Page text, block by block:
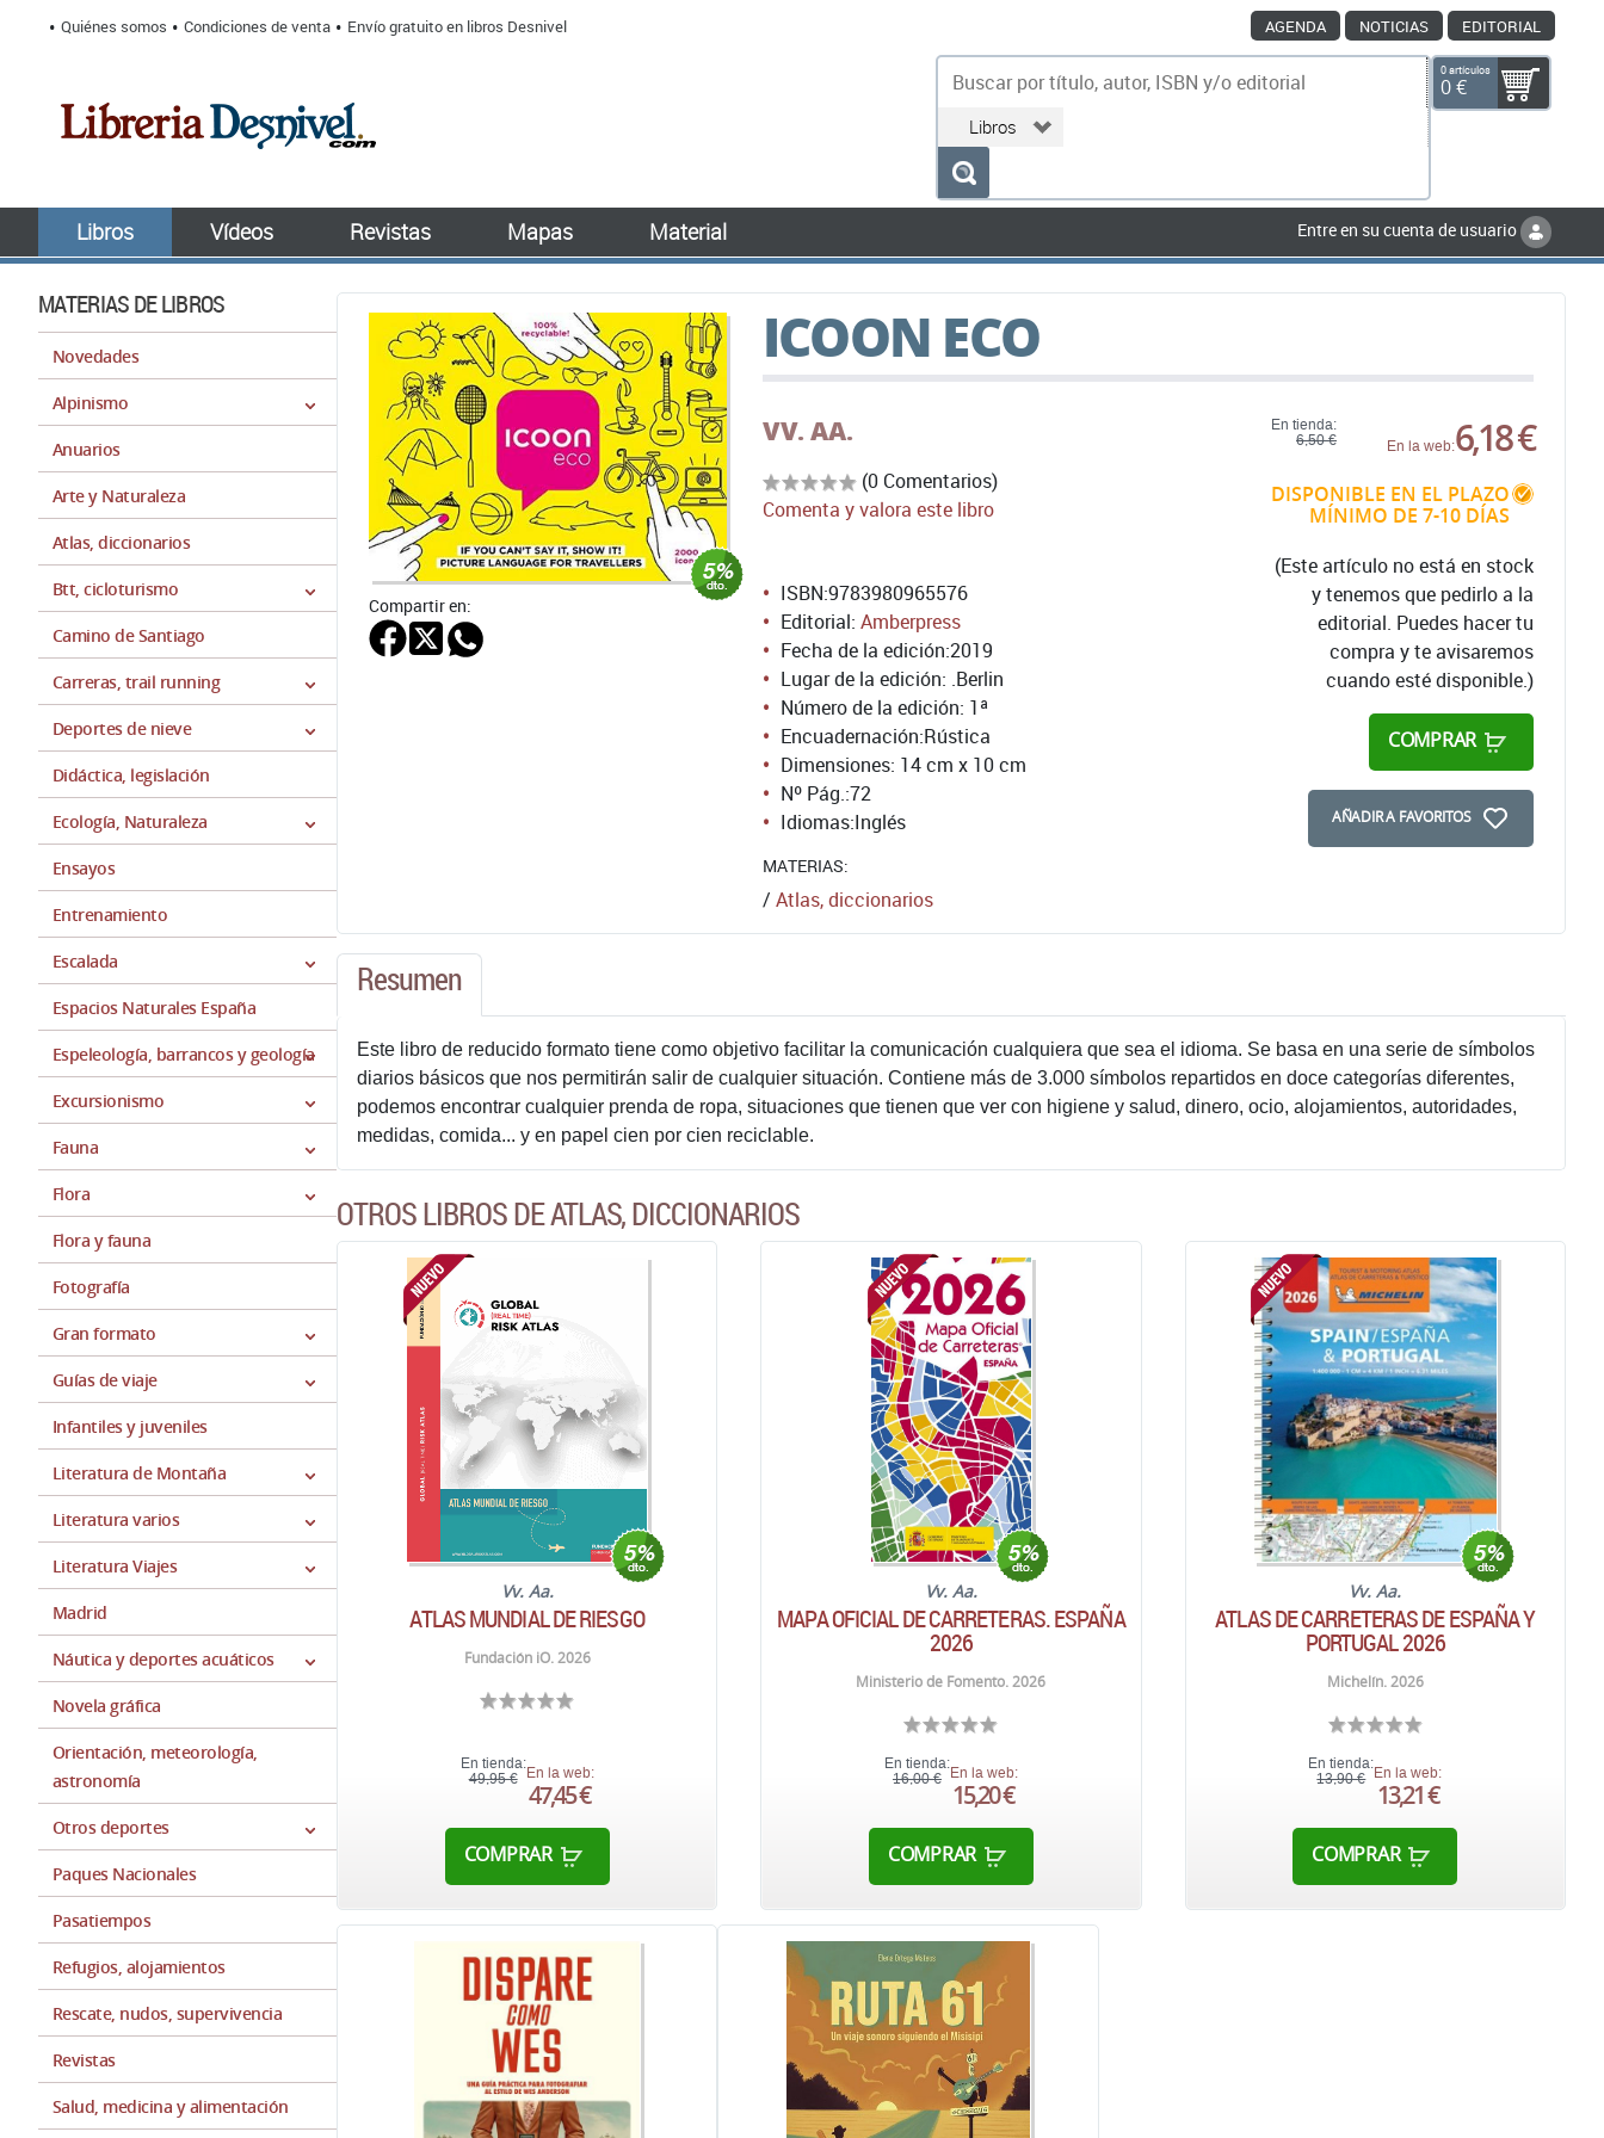
Quiénes somos Condiciones de venta Envío gratuito en libros Desnivel AGENDA NOTICIAS EDITORIAL
0 artículos
0 €
Libros Vídeos Revistas Mapas Material Entre en su cuenta de usuario
MATERIAS DE LIBROS
Novedades
Alpinismo
Anuarios
Arte y Naturaleza
Atlas, diccionarios
Btt, cicloturismo
Camino de Santiago
Carreras, trail running
Deportes de nieve
Didáctica, legislación
Ecología, Naturaleza
Ensayos
Entrenamiento
Escalada
Espacios Naturales España
Espeleología, barrancos y geología
Excursionismo
Fauna
Flora
Flora y fauna
Fotografía
Gran formato
Guías de viaje
Infantiles y juveniles
Literatura de Montaña
Literatura varios
Literatura Viajes
Madrid
Náutica y deportes acuáticos
Novela gráfica
Orientación, meteorología,
astronomía
Otros deportes
Paques Nacionales
Pasatiempos
Refugios, alojamientos
Rescate, nudos, supervivencia
Revistas
Salud, medicina y alimentación
ICOON ECO
Compartir en:
VV. AA.
(0 Comentarios)
Comenta y valora este libro
En tienda:
6,50 €
En la web:6,18 €
DISPONIBLE EN EL PLAZO
MÍNIMO DE 7-10 DÍAS
(Este artículo no está en stock
y tenemos que pedirlo a la
editorial. Puedes hacer tu
compra y te avisaremos
cuando esté disponible.)
COMPRAR
AÑADIR A FAVORITOS
ISBN:9783980965576
Editorial: Amberpress
Fecha de la edición:2019
Lugar de la edición: .Berlin
Número de la edición: 1ª
Encuadernación:Rústica
Dimensiones: 14 cm x 10 cm
Nº Pág.:72
Idiomas:Inglés
MATERIAS:
/ Atlas, diccionarios
Resumen
Este libro de reducido formato tiene como objetivo facilitar la comunicación cualquiera que sea el idioma. Se basa en una serie de símbolos
diarios básicos que nos permitirán salir de cualquier situación. Contiene más de 3.000 símbolos repartidos en doce categorías diferentes,
podemos encontrar cualquier prenda de ropa, situaciones que tienen que ver con higiene y salud, dinero, ocio, alojamientos, autoridades,
medidas, comida... y en papel cien por cien reciclable.
OTROS LIBROS DE ATLAS, DICCIONARIOS
Vv. Aa.
ATLAS MUNDIAL DE RIESGO
Fundación iO. 2026
En tienda:
49,95 € En la web:
47,45 €
COMPRAR
Vv. Aa.
MAPA OFICIAL DE CARRETERAS. ESPAÑA
2026
Ministerio de Fomento. 2026
En tienda:
16,00 € En la web:
15,20 €
COMPRAR
Vv. Aa.
ATLAS DE CARRETERAS DE ESPAÑA Y
PORTUGAL 2026
Michelín. 2026
En tienda:
13,90 €
En la web:
13,21 €
COMPRAR